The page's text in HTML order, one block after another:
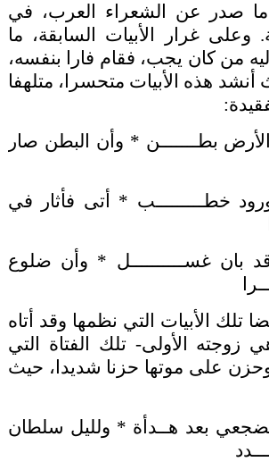
ما صدر عن الشعراء العرب، في
وعلى غرار الأبيات السابقة، ما
من كان يجب، فقام فارا بنفسه،
أنشد هذه الأبيات متحسرا، متلهفا
بطـــــــن * وأن البطن صار
خطـــــــــب * أتى فأثار في
بان غســــــــــل * وأن ضلوع
تلك الأبيات التي نظمها وقد أتاه
الأولى- تلك الفتاة التي
وحزن على موتها حزنا شديدا، حيث
بعد هــدأة * ولليل سلطان